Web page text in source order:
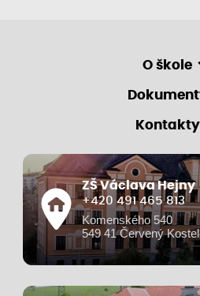
O škole
Kontakty
ZŠ Václava Hejny
+420 491 465 813
Komenského 540
549 41 Červený